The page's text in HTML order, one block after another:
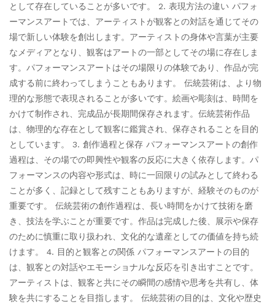
として存在していることが多いです。 2. 表現方法の違い パフォ
ーマンスアートでは、アーティストが観客との対話を通じてその
場で新しい体験を創出します。アーティストの身体や言葉が主要
なメディアとなり、観客はアートの一部としてその場に存在しま
す。パフォーマンスアートはその場限りの体験であり、作品が完
成する前に終わってしまうこともあります。 伝統芸術は、より物
理的な形態で表現されることが多いです。絵画や彫刻は、時間を
かけて制作され、完成品が長期間保存されます。伝統芸術作品
は、物理的な存在として観客に鑑賞され、保存されることを目的
としています。 3. 創作過程と保存 パフォーマンスアートの創作
過程は、その場での即興性や観客の反応に大きく依存します。パ
フォーマンスの内容や形式は、時に一回限りの試みとして終わる
ことが多く、記録として残すこともありますが、経験そのものが
重要です。 伝統芸術の創作過程は、長い時間をかけて技術を磨
き、技法を学ぶことが重要です。作品は完成した後、展示や保存
のために慎重に取り扱われ、文化的な遺産としての価値を持ち続
けます。 4. 目的と観客との関係 パフォーマンスアートの目的
は、観客との対話やエモーショナルな反応を引き出すことです。
アーティストは、観客と共にその瞬間の感情や思考を共有し、体
験を共にすることを目指します。 伝統芸術の目的は、文化や歴史